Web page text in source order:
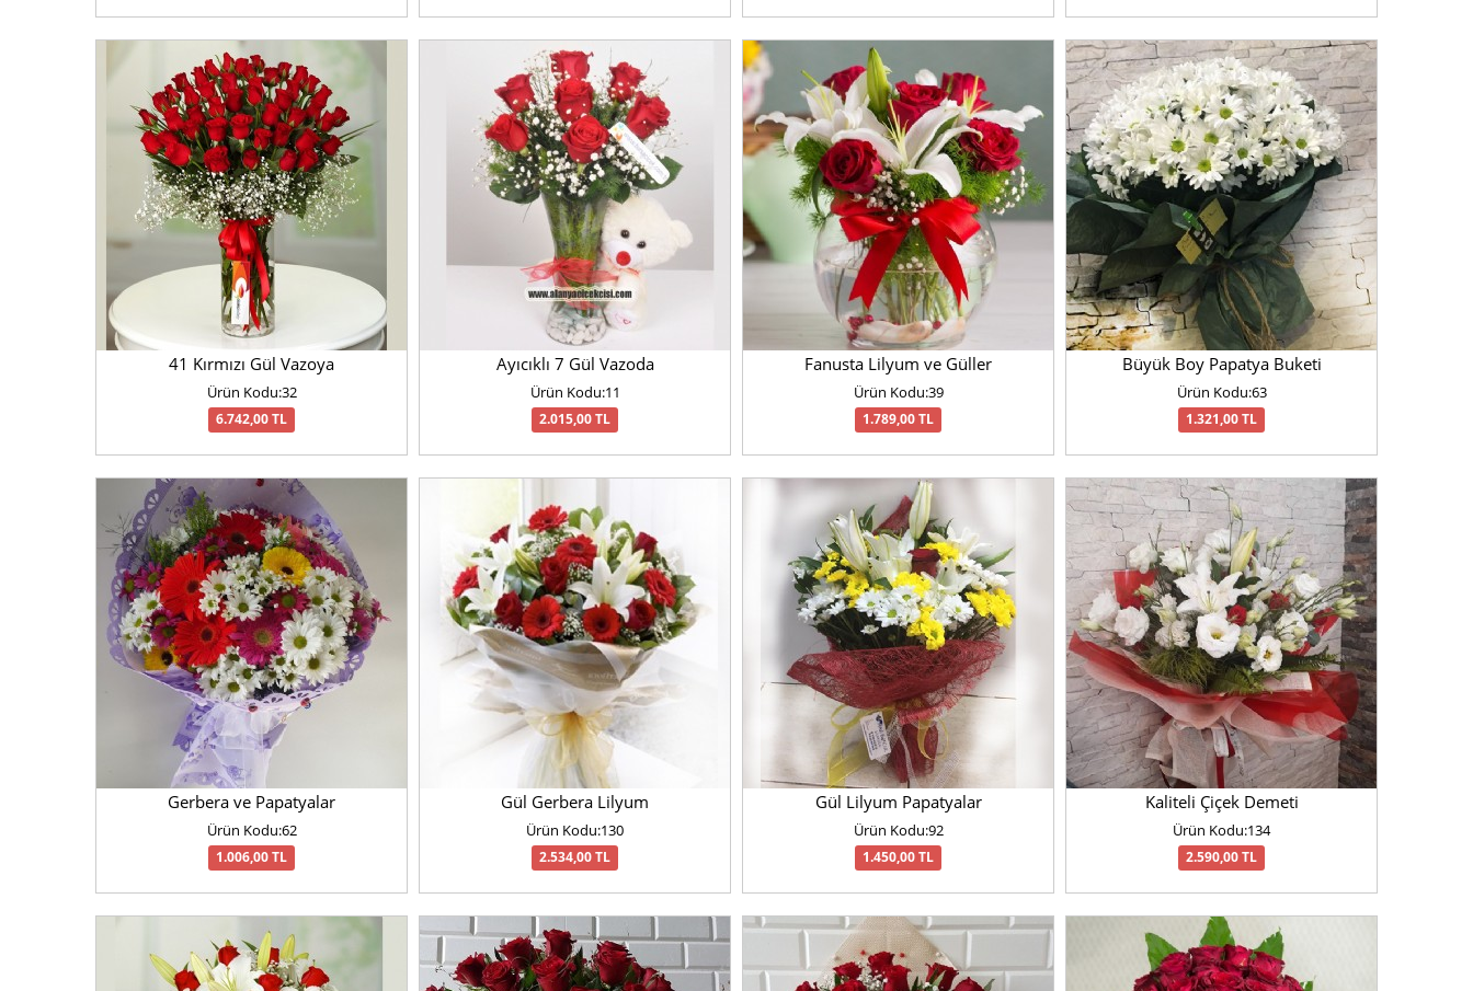
41 Kırmızı Gül Vazoya
Ürün Kodu:32
6.742,00 TL
Ayıcıklı 7 Gül Vazoda
Ürün Kodu:11
2.015,00 TL
Fanusta Lilyum ve Güller
Ürün Kodu:39
1.789,00 TL
Büyük Boy Papatya Buketi
Ürün Kodu:63
1.321,00 TL
Gerbera ve Papatyalar
Ürün Kodu:62
1.006,00 TL
Gül Gerbera Lilyum
Ürün Kodu:130
2.534,00 TL
Gül Lilyum Papatyalar
Ürün Kodu:92
1.450,00 TL
Kaliteli Çiçek Demeti
Ürün Kodu:134
2.590,00 TL